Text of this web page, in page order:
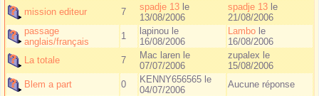
mission editeur
7 spadje 13le
13/08/2006
spadje 13 le
21/08/2006
passage
anglais/français
1
lapinou le
16/08/2006
Lambo le
16/08/2006
La totale
7
Mac laren le
07/07/2006
zupalexle
15/08/2006
Blem a part
0
KENNY656565 le
04/07/2006
Aucune réponse